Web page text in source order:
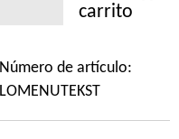
carrito
Número de artículo:
LOMENUTEKST